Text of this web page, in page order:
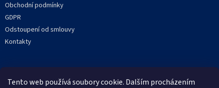
Tento web používá soubory cookie. Dalším procházením
Obchodní podmínky
GDPR
Odstoupení od smlouvy
Kontakty
Facebook